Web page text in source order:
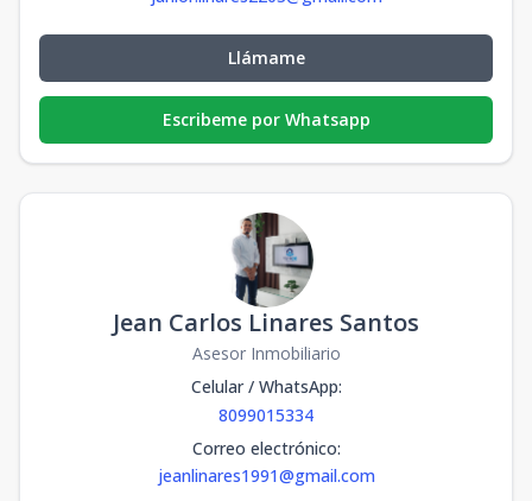
Llámame
Escribeme por Whatsapp
Jean Carlos Linares Santos
Asesor Inmobiliario
Celular / WhatsApp:
8099015334
Correo electrónico:
jeanlinares1991@gmail.com